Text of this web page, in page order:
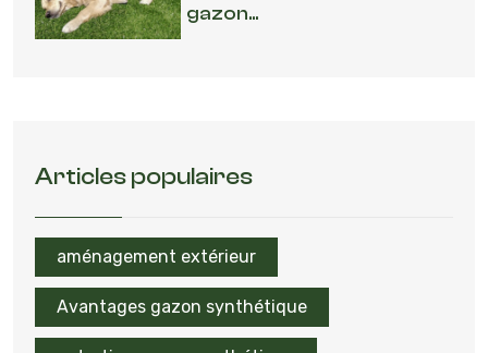
gazon...
Articles populaires
aménagement extérieur
Avantages gazon synthétique